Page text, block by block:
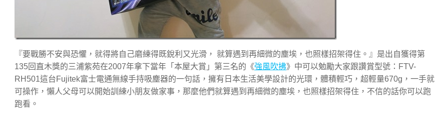
『要戰勝不安與恐懼，就得將自己磨練得既銳利又光滑， 就算遇到再細微的塵埃，也照樣招架得住。』是出自獲得第
135回直木獎的三浦紫苑在2007年拿下當年「本屋大賞」第三名的《強風吹拂》中可以勉勵大家跟讚賞型號：FTV-
RH501這台Fujitek富士電通無線手持吸塵器的一句話，擁有日本生活美學設計的光環，體積輕巧，超輕量670g，一手就
可操作，懶人父母可以開始訓練小朋友做家事，那麼他們就算遇到再細微的塵埃，也照樣招架得住，不信的話你可以跑
跑看。